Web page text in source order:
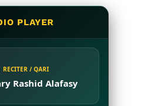
PLAYER
RECITER / QARI
Rashid Alafasy